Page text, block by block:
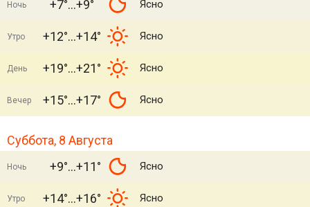
Ночь +7° +9° Ясно
Утро +12° +14° Ясно
День +19° +21° Ясно
Вечер +15° +17° Ясно
Суббота, 8 Августа
Ночь +9° +11° Ясно
Утро +14° +16° Ясно